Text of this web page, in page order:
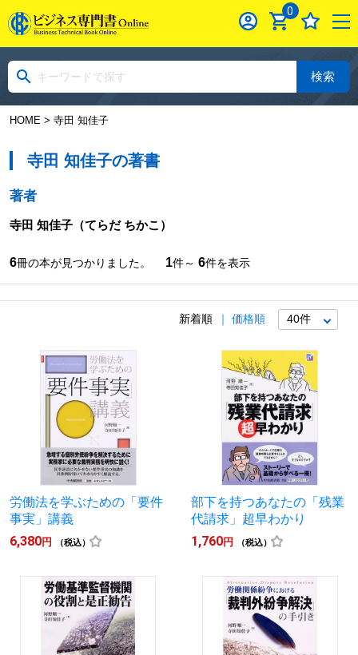
0
検索
HOME> 寺田 知佳子
寺田 知佳子の著書
著者
寺田 知佳子（てらだ ちかこ）
6冊の本が見つかりました。 1件～ 6件を表示
新着順 価格順
労働法を学ぶための「要件
事実」講義
6,380円 （税込）
部下を持つあなたの「残業
代請求」超早わかり
1,760円 （税込）